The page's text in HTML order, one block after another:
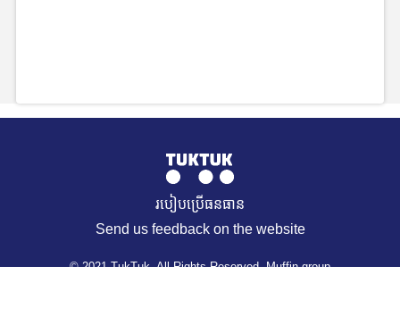
របៀបប្រើធនធាន
Send us feedback on the website
© 2021 TukTuk. All Rights Reserved. Muffin group